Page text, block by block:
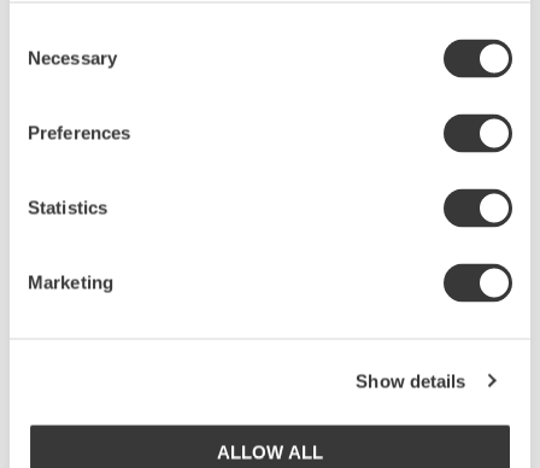
Selection
Necessary
Preferences
Statistics
Marketing
Show details
ALLOW ALL
Rustico är ugns-, mikro- och diskmaskinsäker.
Kollektionen är tillverkad av återvunnen
färgen på den skifta.
Vi är Sthål - Susanna Theander och Helena